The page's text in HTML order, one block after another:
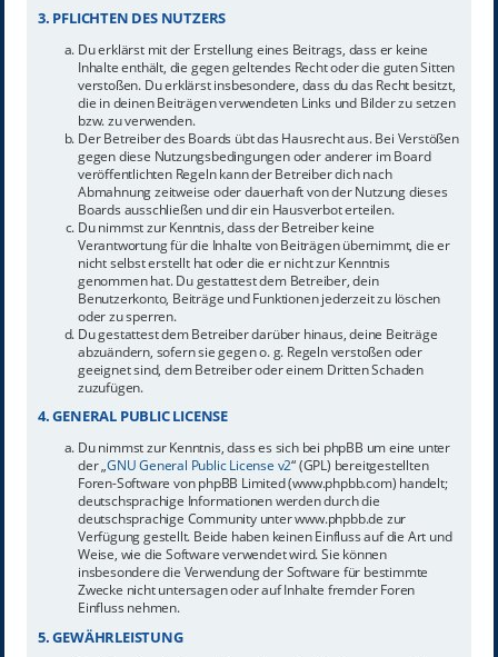
3. PFLICHTEN DES NUTZERS
Du erklärst mit der Erstellung eines Beitrags, dass er keine
Inhalte enthält, die gegen geltendes Recht oder die guten Sitten
verstoßen. Du erklärst insbesondere, dass du das Recht besitzt,
die in deinen Beiträgen verwendeten Links und Bilder zu setzen
bzw. zu verwenden.
Der Betreiber des Boards übt das Hausrecht aus. Bei Verstößen
gegen diese Nutzungsbedingungen oder anderer im Board
veröffentlichten Regeln kann der Betreiber dich nach
Abmahnung zeitweise oder dauerhaft von der Nutzung dieses
Boards ausschließen und dir ein Hausverbot erteilen.
Du nimmst zur Kenntnis, dass der Betreiber keine
Verantwortung für die Inhalte von Beiträgen übernimmt, die er
nicht selbst erstellt hat oder die er nicht zur Kenntnis
genommen hat. Du gestattest dem Betreiber, dein
Benutzerkonto, Beiträge und Funktionen jederzeit zu löschen
oder zu sperren.
Du gestattest dem Betreiber darüber hinaus, deine Beiträge
abzuändern, sofern sie gegen o. g. Regeln verstoßen oder
geeignet sind, dem Betreiber oder einem Dritten Schaden
zuzufügen.
4. GENERAL PUBLIC LICENSE
Du nimmst zur Kenntnis, dass es sich bei phpBB um eine unter
der „GNU General Public License v2“ (GPL) bereitgestellten
Foren-Software von phpBB Limited (www.phpbb.com) handelt;
deutschsprachige Informationen werden durch die
deutschsprachige Community unter www.phpbb.de zur
Verfügung gestellt. Beide haben keinen Einfluss auf die Art und
Weise, wie die Software verwendet wird. Sie können
insbesondere die Verwendung der Software für bestimmte
Zwecke nicht untersagen oder auf Inhalte fremder Foren
Einfluss nehmen.
5. GEWÄHRLEISTUNG